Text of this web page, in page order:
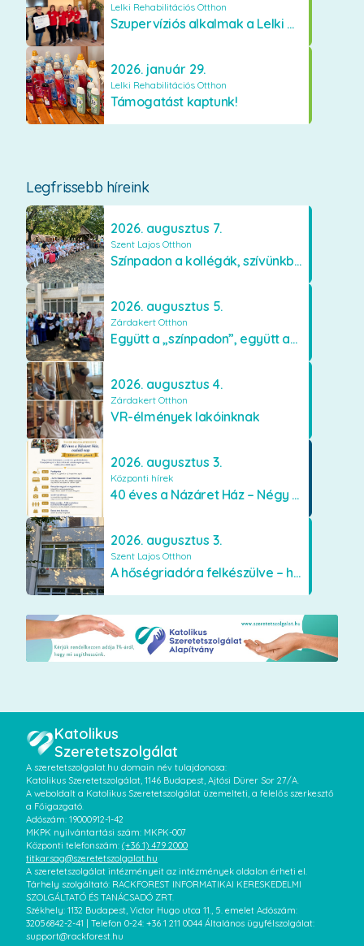
Lelki Rehabilitációs Otthon
Szupervíziós alkalmak a Lelki Rehabilitációs Otthonban Bakonyszücsön
2026. január 29.
Lelki Rehabilitációs Otthon
Támogatást kaptunk!
Legfrissebb híreink
2026. augusztus 7.
Szent Lajos Otthon
Színpadon a kollégák, szívünkben a lakók
2026. augusztus 5.
Zárdakert Otthon
Együtt a „színpadon”, együtt az élményekért 🎭✨
2026. augusztus 4.
Zárdakert Otthon
VR-élmények lakóinknak
2026. augusztus 3.
Központi hírek
40 éves a Názáret Ház – Négy évtized szeretetben és gondoskodásban
2026. augusztus 3.
Szent Lajos Otthon
A hőségriadóra felkészülve – hűsítő fejlesztések a Szent Lajos Otthonban
Katolikus
Szeretetszolgálat
A szeretetszolgalat.hu domain név tulajdonosa:
Katolikus Szeretetszolgálat, 1146 Budapest, Ajtósi Dürer Sor 27/A.
A weboldalt a Katolikus Szeretetszolgálat üzemelteti, a felelős szerkesztő
a Főigazgató.
Adószám: 19000912-1-42
MKPK nyilvántartási szám: MKPK-007
Központi telefonszám: (+36 1) 479 2000
titkarsag@szeretetszolgalat.hu
A szeretetszolgálat intézményeit az intézmények oldalon érheti el.
Tárhely szolgáltató: RACKFOREST INFORMATIKAI KERESKEDELMI
SZOLGÁLTATÓ ÉS TANÁCSADÓ ZRT.
Székhely: 1132 Budapest, Victor Hugo utca 11., 5. emelet Adószám:
32056842-2-41 | Telefon 0-24: +36 1 211 0044 Általános ügyfélszolgálat:
support@rackforest.hu